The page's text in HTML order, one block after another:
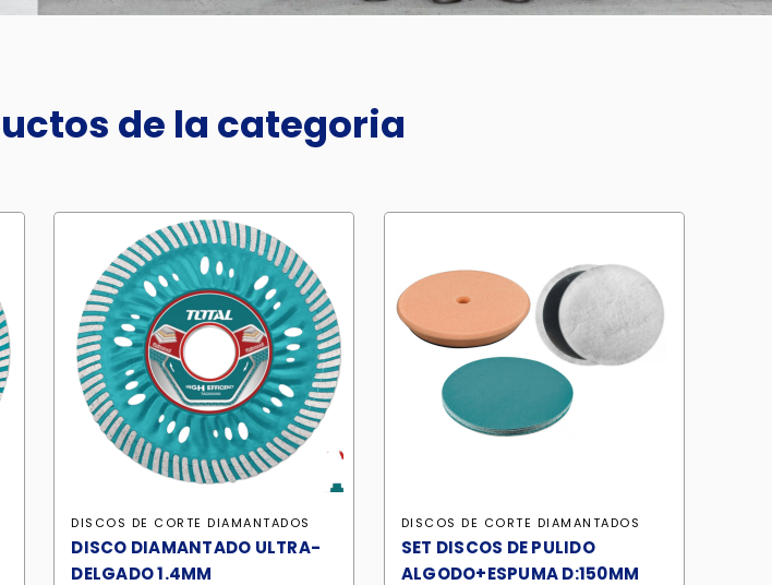
de la categoria
DISCOS DE CORTE DIAMANTADOS
DISCO DIAMANTADO ULTRA-
DELGADO 1.4MM
DISCOS DE CORTE DIAMANTADOS
SET DISCOS DE PULIDO
ALGODO+ESPUMA D:150MM